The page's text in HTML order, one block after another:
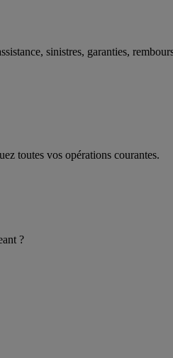
sinistres, garanties,
toutes vos opérations courantes.
?